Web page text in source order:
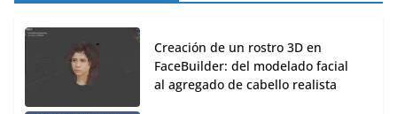
Creación de un rostro 3D en
FaceBuilder: del modelado facial
al agregado de cabello realista